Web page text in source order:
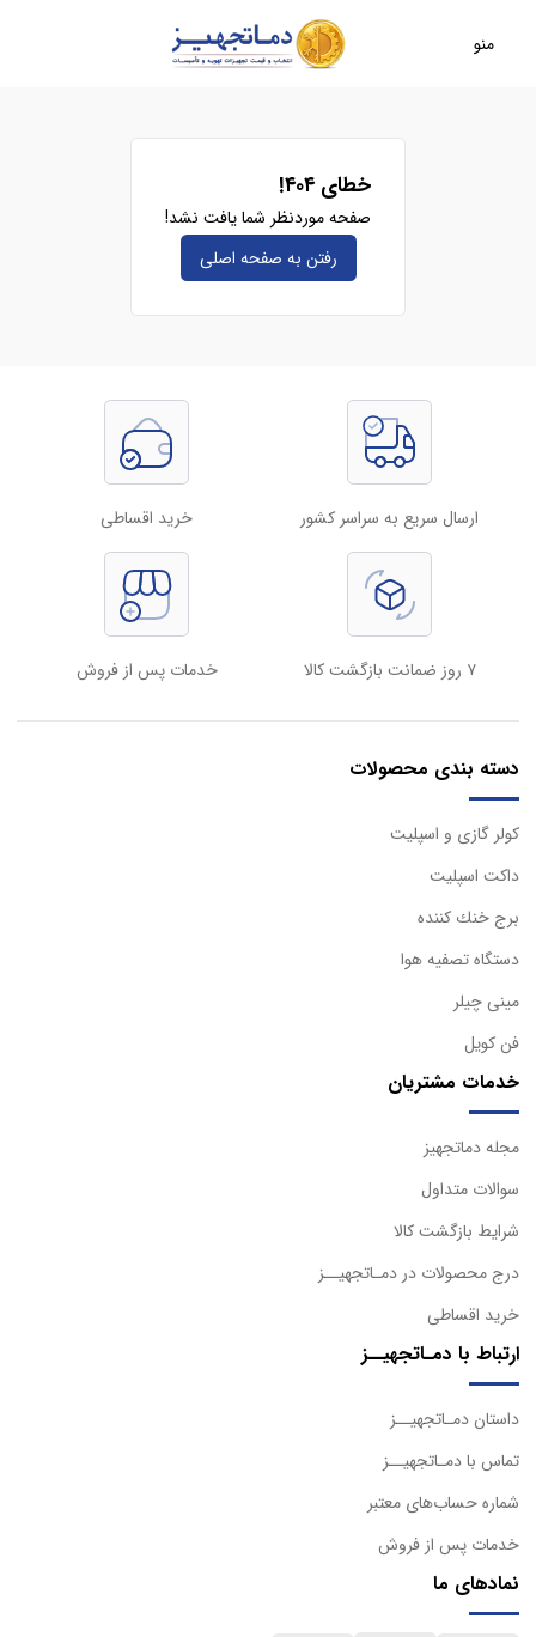
منو
خطای ۴۰۴!
صفحه موردنظر شما یافت نشد!
رفتن به صفحه‌ اصلی
ارسال سریع به سراسر کشور خرید اقساطی
۷ روز ضمانت بازگشت کالا خدمات پس از فروش
دسته بندی محصولات
كولر گازی و اسپليت
داكت اسپليت
برج خنك كننده
دستگاه تصفيه هوا
مینی چیلر
فن کویل
خدمات مشتریان
مجله دماتجهیز
سوالات متداول
شرایط بازگشت کالا
درج محصولات در دمـاتجهیــز
خرید اقساطی
ارتباط با دمـاتجهیــز
داستان دمـاتجهیــز
تماس با دمـاتجهیــز
شماره حساب‌های معتبر
خدمات پس از فروش
نمادهای ما